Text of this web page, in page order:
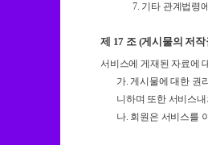
7. 기타 관계법령
제 17 조 (게시물의 저작
서비스에 게재된 자료에
가. 게시물에 대한 권
니하며 또한 서비스
나. 회원은 서비스를